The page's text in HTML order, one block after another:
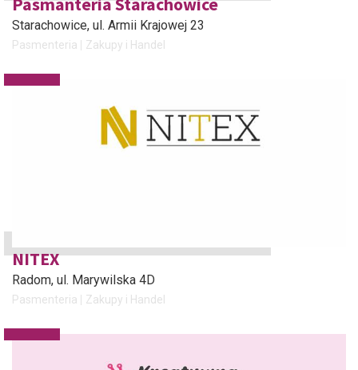
Starachowice, ul. Armii Krajowej 23
Pasmenteria Zakupy i Handel
NITEX
Radom, ul. Marywilska 4D
Pasmenteria Zakupy i Handel